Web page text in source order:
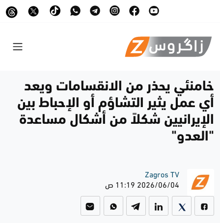
خامنئي يحذر من الانقسامات ويعد
أي عمل يثير التشاؤم أو الإحباط بين
الإيرانيين شكلاً من أشكال مساعدة
"العدو"
Zagros TV
2026/06/04 11:19 ص